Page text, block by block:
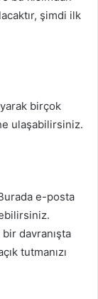
şimdi ilk
birçok
ulaşabilirsiniz.
e-posta
davranışta
tutmanızı